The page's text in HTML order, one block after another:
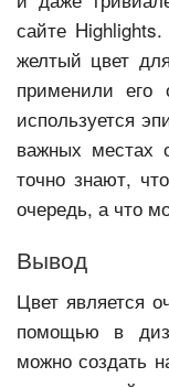
сайте
желтый цвет
применили его
используется
важных местах
точно знают,
очередь, а что
Вывод
Цвет является
помощью в
можно создать